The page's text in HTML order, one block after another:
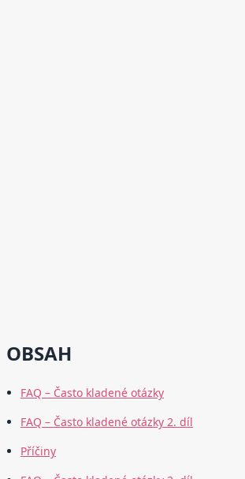
OBSAH
FAQ – Často kladené otázky
FAQ – Často kladené otázky 2. díl
Příčiny